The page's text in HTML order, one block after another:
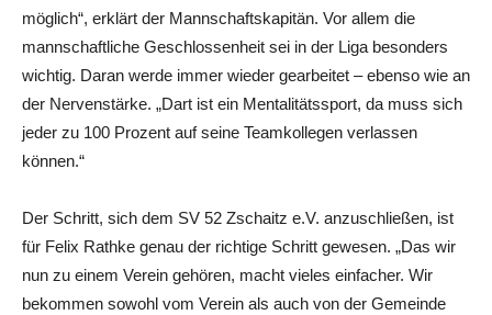
möglich“, erklärt der Mannschaftskapitän. Vor allem die
mannschaftliche Geschlossenheit sei in der Liga besonders
wichtig. Daran werde immer wieder gearbeitet – ebenso wie an
der Nervenstärke. „Dart ist ein Mentalitätssport, da muss sich
jeder zu 100 Prozent auf seine Teamkollegen verlassen
können.“
Der Schritt, sich dem SV 52 Zschaitz e.V. anzuschließen, ist
für Felix Rathke genau der richtige Schritt gewesen. „Das wir
nun zu einem Verein gehören, macht vieles einfacher. Wir
bekommen sowohl vom Verein als auch von der Gemeinde